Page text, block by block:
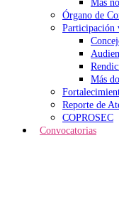
Más
Órgano de
Participación
Más
Reporte de
COPROSEC
Convocatorias